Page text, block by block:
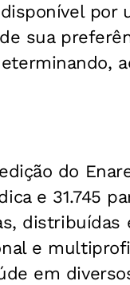
sua
do
e 31.745
e
em